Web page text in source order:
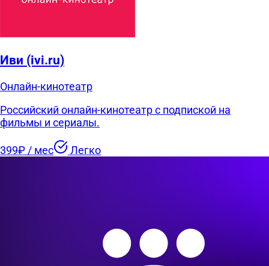
Иви (ivi.ru)
Онлайн-кинотеатр
Российский онлайн-кинотеатр с подпиской на
фильмы и сериалы.
399₽ / мес Легко